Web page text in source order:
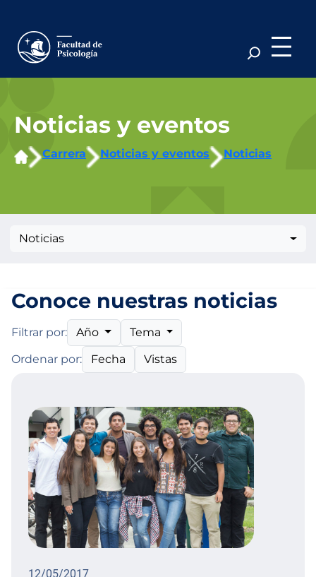
contenido
Noticias y eventos
Carrera Noticias y eventos Noticias
Noticias
Conoce nuestras noticias
Filtrar por: Año Tema
Ordenar por: Fecha Vistas
12/05/2017